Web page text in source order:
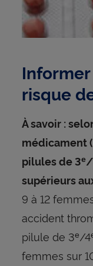
risque
À savoir :
médicament
pilules de 3e/
supérieurs
9 à 12
accident
pilule de 3e/4
femmes sur